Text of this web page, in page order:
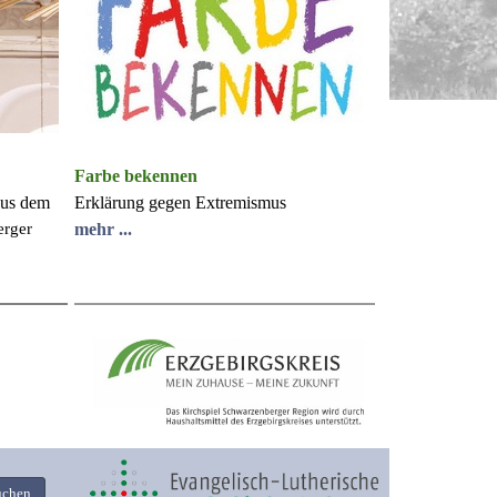
geht
ist
dem
in
Farbe bekennen
Erklärung gegen Extremismus
mehr ...
dem